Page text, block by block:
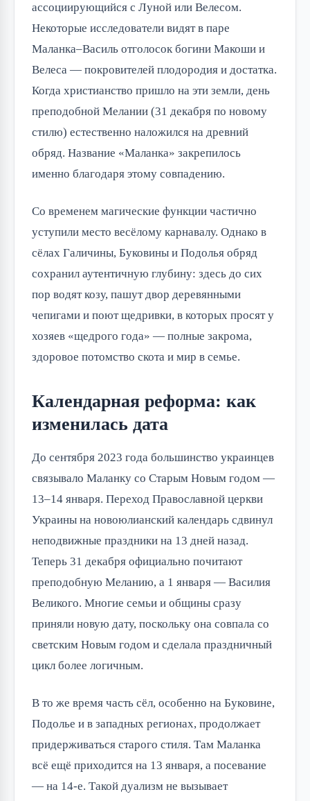
ассоциирующийся с Луной или Велесом.
Некоторые исследователи видят в паре
Маланка–Василь отголосок богини Макоши и
Велеса — покровителей плодородия и достатка.
Когда христианство пришло на эти земли, день
преподобной Мелании (31 декабря по новому
стилю) естественно наложился на древний
обряд. Название «Маланка» закрепилось
именно благодаря этому совпадению.
Со временем магические функции частично
уступили место весёлому карнавалу. Однако в
сёлах Галичины, Буковины и Подолья обряд
сохранил аутентичную глубину: здесь до сих
пор водят козу, пашут двор деревянными
чепигами и поют щедривки, в которых просят у
хозяев «щедрого года» — полные закрома,
здоровое потомство скота и мир в семье.
Календарная реформа: как
изменилась дата
До сентября 2023 года большинство украинцев
связывало Маланку со Старым Новым годом —
13–14 января. Переход Православной церкви
Украины на новоюлианский календарь сдвинул
неподвижные праздники на 13 дней назад.
Теперь 31 декабря официально почитают
преподобную Меланию, а 1 января — Василия
Великого. Многие семьи и общины сразу
приняли новую дату, поскольку она совпала со
светским Новым годом и сделала праздничный
цикл более логичным.
В то же время часть сёл, особенно на Буковине,
Подолье и в западных регионах, продолжает
придерживаться старого стиля. Там Маланка
всё ещё приходится на 13 января, а посевание
— на 14-е. Такой дуализм не вызывает